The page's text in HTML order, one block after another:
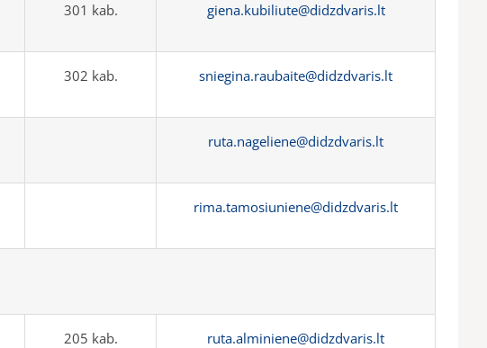
301 kab. giena.kubiliute@didzdvaris.lt
302 kab. sniegina.raubaite@didzdvaris.lt
ruta.nageliene@didzdvaris.lt
rima.tamosiuniene@didzdvaris.lt
205 kab. ruta.alminiene@didzdvaris.lt